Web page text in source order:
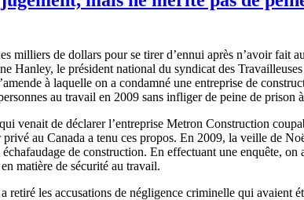
milliers de dollars pour se tirer d’ennui après n’avoirfait
Hanley, le président national du syndicat des Travailleuses
à laquelle on a condamné une entreprise de
au travail en 2009 sans infligerde peine de prison à
venait de déclarer l’entreprise Metron Construction
privé au Canada a tenu ces propos. En 2009, la veille de
échafaudage de construction. En effectuant une enquête, on
matière de sécurité au travail.
retiré les accusations de négligence criminelle qui avaient